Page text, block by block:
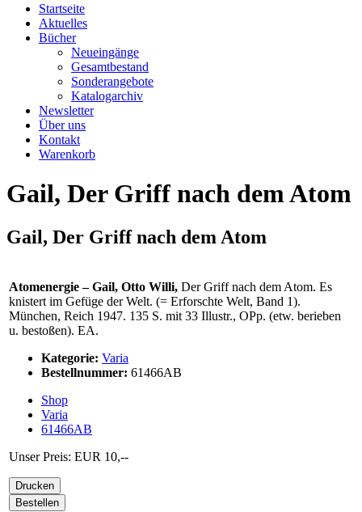
Startseite
Aktuelles
Bücher
Neueingänge
Gesamtbestand
Sonderangebote
Katalogarchiv
Newsletter
Über uns
Kontakt
Warenkorb
Gail, Der Griff nach dem Atom
Gail, Der Griff nach dem Atom
Atomenergie – Gail, Otto Willi, Der Griff nach dem Atom. Es
knistert im Gefüge der Welt. (= Erforschte Welt, Band 1).
München, Reich 1947. 135 S. mit 33 Illustr., OPp. (etw. berieben
u. bestoßen). EA.
Kategorie: Varia
Bestellnummer: 61466AB
Shop
Varia
61466AB
Unser Preis: EUR 10,--